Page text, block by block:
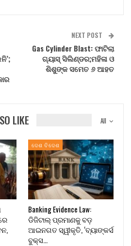
NEXT POST
Gas Cylinder Blast: ଫାଟିଲା
ଗ୍ୟାସ୍‌ ସିଲିଣ୍ଡର;ମହିଳା ଓ
ଶିଶୁଙ୍କ ସମେତ ୬ ଆହତ
All
LIKE
ଦେଶ ବିଦେଶ
Banking Evidence Law:
ଡିଜିଟାଲ୍ ପ୍ରମାଣକୁ ବଡ଼
ଆଇନଗତ ସ୍ୱୀକୃତି, ‘ବ୍ୟାଙ୍କର୍ସ
ବୁକ୍ସ…